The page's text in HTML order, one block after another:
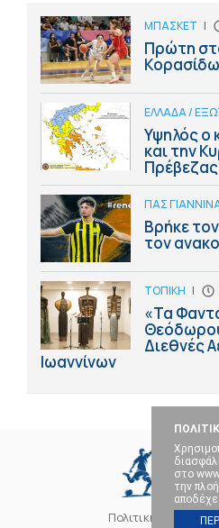
στο
την
ΜΠΑΣΚΕΤ |
Πρώτη
ΕΛΛΑΔΑ /
Υψηλός ο
και την
Πρέβεζας
ΠΑΣ
Βρήκε
τον
ΤΟΠΙΚΗ |
«Τα
Διεθνές
Ιωαννίνων
Πολιτική Cookies